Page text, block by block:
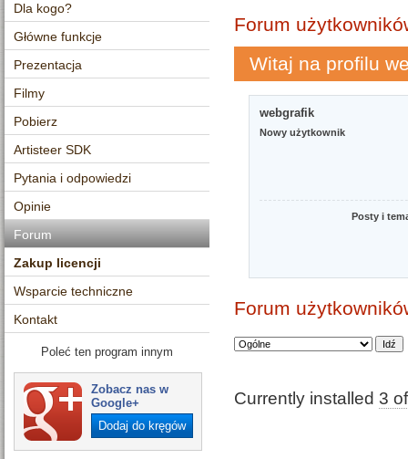
Dla kogo?
Główne funkcje
Prezentacja
Filmy
Pobierz
Artisteer SDK
Pytania i odpowiedzi
Opinie
Forum
Zakup licencji
Wsparcie techniczne
Kontakt
Poleć ten program innym
Zobacz nas w
Google+
Dodaj do kręgów
Forum
Witaj na profilu
webgrafik
Nowy użytkownik
Posty i
Forum
Currently installed 3